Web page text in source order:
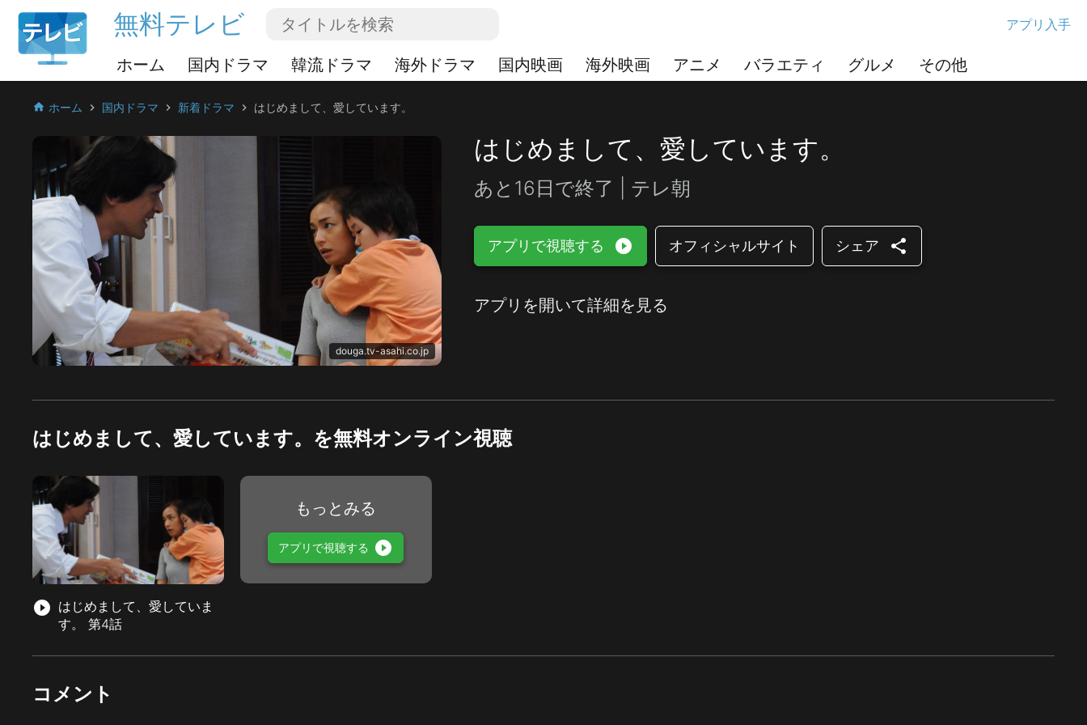
無料テレビ アプリ入手
ホーム 国内ドラマ 韓流ドラマ 海外ドラマ 国内映画 海外映画 アニメ バラエティ グルメ その他
home ホーム chevron_right 国内ドラマ chevron_right 新着ドラマ chevron_right はじめまして、愛しています。
douga.tv-asahi.co.jp
はじめまして、愛しています。
あと16日で終了 | テレ朝
アプリで視聴する play_circle_filled オフィシャルサイト シェア share
アプリを開いて詳細を見る
はじめまして、愛しています。を無料オンライン視聴
play_circle_filled はじめまして、愛していま
す。 第4話
もっとみる
アプリで視聴する play_circle_filled
コメント